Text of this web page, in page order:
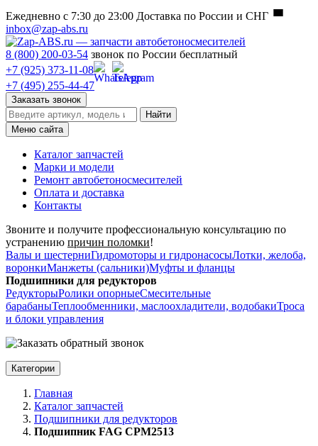
Ежедневно с 7:30 до 23:00 Доставка по России и СНГ
inbox@zap-abs.ru
8 (800) 200-03-54 звонок по России бесплатный
+7 (925) 373-11-08
+7 (495) 255-44-47
Заказать звонок
Найти
Меню сайта
Каталог запчастей
Марки и модели
Ремонт автобетоносмесителей
Оплата и доставка
Контакты
Звоните и получите профессиональную консультацию по
устранению причин поломки!
Валы и шестерниГидромоторы и гидронасосыЛотки, желоба,
воронкиМанжеты (сальники)Муфты и фланцы
Подшипники для редукторов
РедукторыРолики опорныеСмесительные
барабаныТеплообменники, маслоохладители, водобакиТроса
и блоки управления
Категории
Главная
Каталог запчастей
Подшипники для редукторов
Подшипник FAG CPM2513